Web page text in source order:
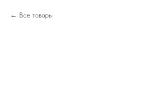
Все товары